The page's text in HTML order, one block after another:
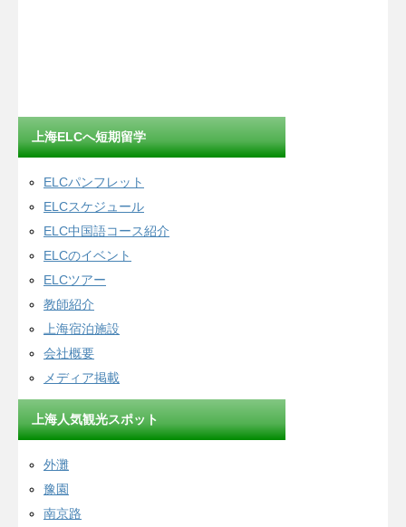
上海ELCへ短期留学
ELCパンフレット
ELCスケジュール
ELC中国語コース紹介
ELCのイベント
ELCツアー
教師紹介
上海宿泊施設
会社概要
メディア掲載
上海人気観光スポット
外灘
豫園
南京路